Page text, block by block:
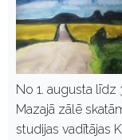
0
2
No 1. augusta līdz
Mazajā zālē
studijas vadītājas